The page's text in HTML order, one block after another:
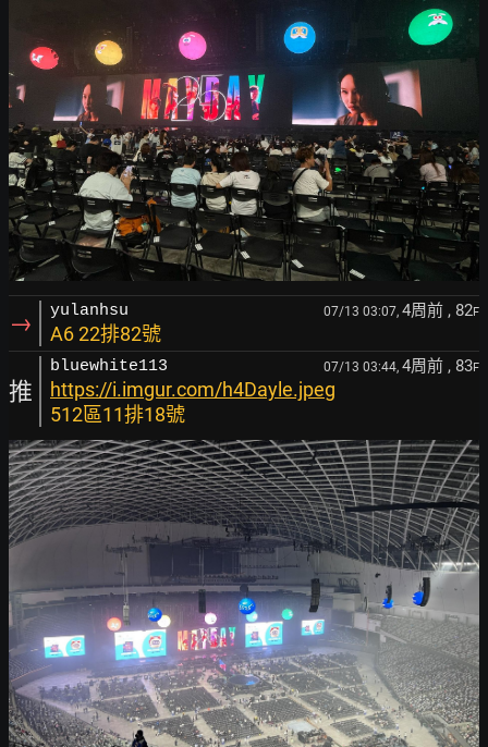
→ yulanhsu 07/13 03:07, 4周前 , 82F
A6 22排82號
推
bluewhite113 07/13 03:44, 4周前 , 83F
https://i.imgur.com/h4Dayle.jpeg
512區11排18號